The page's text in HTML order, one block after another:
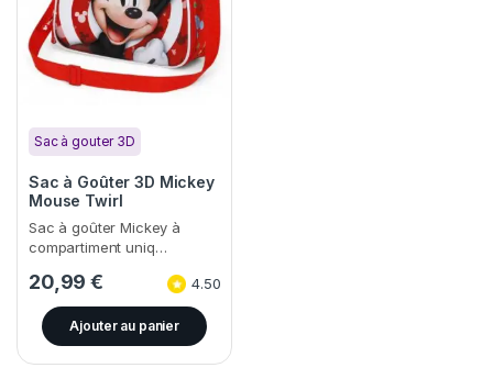
Sac à gouter 3D
Sac à Goûter 3D Mickey
Mouse Twirl
Sac à goûter Mickey à
compartiment uniq…
20,99€ 4.50
Ajouter au panier